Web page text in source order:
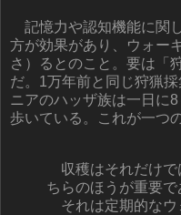
記憶力や認知機能に関
方が効果があり、ウォー
さ）るとのこと。要は「
だ。1万年前と同じ狩猟
ニアのハッザ族は一日に
歩いている。これが一つ
収穫はそれだけで
ちらのほうが重要で
それは定期的なウ